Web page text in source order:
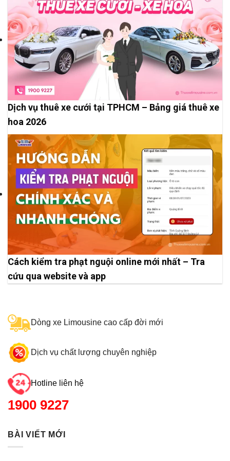
Dịch vụ thuê xe cưới tại TPHCM – Bảng giá thuê xe
hoa 2026
Cách kiểm tra phạt nguội online mới nhất – Tra
cứu qua website và app
Dòng xe Limousine cao cấp đời mới
Dịch vụ chất lượng chuyên nghiệp
Hotline liên hệ
1900 9227
BÀI VIẾT MỚI